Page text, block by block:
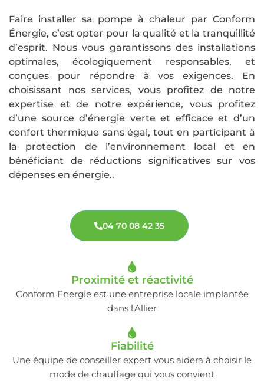
Faire installer sa pompe à chaleur par Conform
Énergie, c’est opter pour la qualité et la tranquillité
d’esprit. Nous vous garantissons des installations
optimales, écologiquement responsables, et
conçues pour répondre à vos exigences. En
choisissant nos services, vous profitez de notre
expertise et de notre expérience, vous profitez
d’une source d’énergie verte et efficace et d’un
confort thermique sans égal, tout en participant à
la protection de l’environnement local et en
bénéficiant de réductions significatives sur vos
dépenses en énergie..
04 70 08 42 35
Proximité et réactivité
Conform Energie est une entreprise locale implantée
dans l'Allier
Fiabilité
Une équipe de conseiller expert vous aidera à choisir le
mode de chauffage qui vous convient